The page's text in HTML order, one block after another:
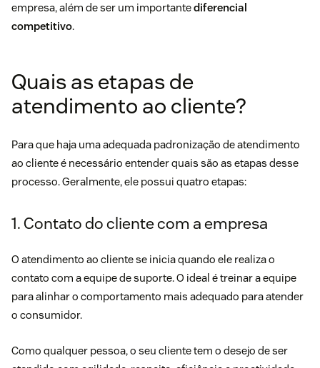
empresa, além de ser um importantediferencial
competitivo.
Quais as etapas de
atendimento ao cliente?
Para que haja uma adequada padronização de atendimento
ao cliente é necessário entender quais são as etapas desse
processo. Geralmente, ele possui quatro etapas:
1. Contato do cliente com a empresa
O atendimento ao cliente se inicia quando ele realiza o
contato com a equipe de suporte. O ideal é treinar a equipe
para alinhar o comportamento mais adequado para atender
o consumidor.
Como qualquer pessoa, o seu cliente tem o desejo de ser